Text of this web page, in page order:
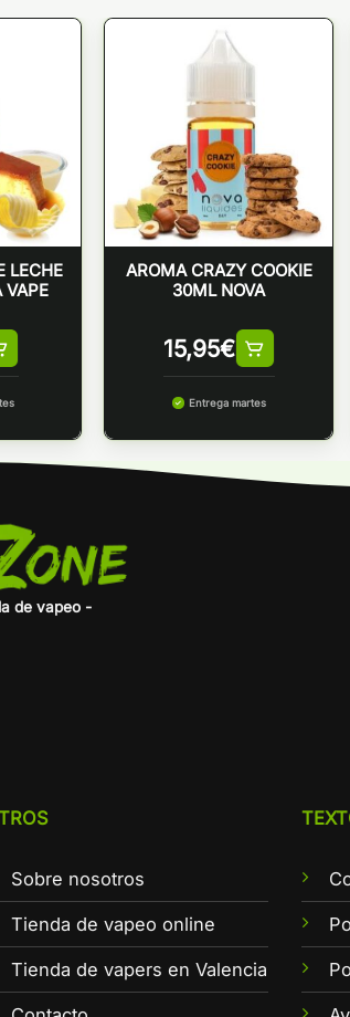
LECHE
VAPE
AROMA CRAZY COOKIE
30ML NOVA
15,95€
Entrega martes
de vapeo -
Sobre nosotros
Tienda de vapeo online
Tienda de vapers en Valencia